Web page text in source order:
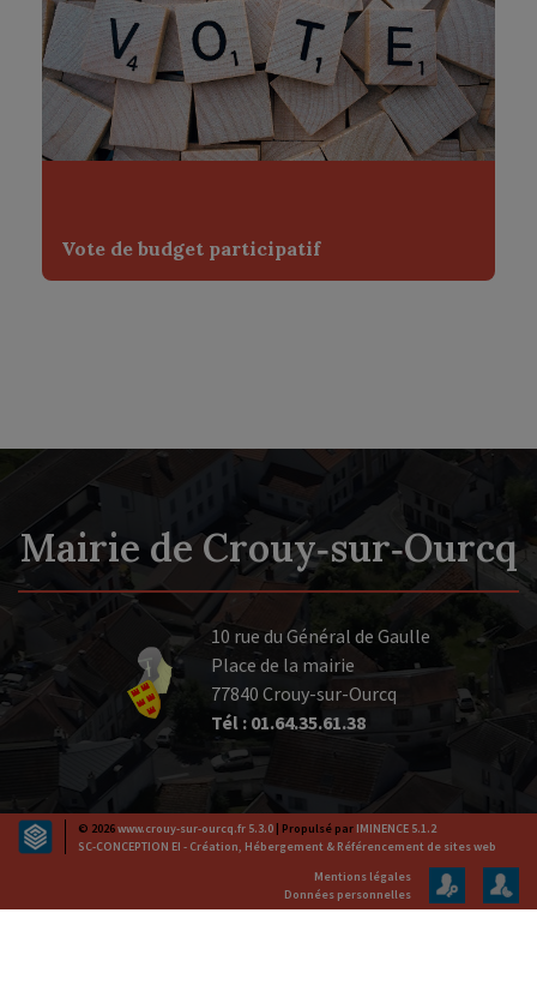
Vote de budget participatif
Mairie de Crouy‑sur‑Ourcq
10 rue du Général de Gaulle
Place de la mairie
77840 Crouy-sur-Ourcq
Tél : 01.64.35.61.38
© 2026www.crouy-sur-ourcq.fr 5.3.0 | Propulsé par IMINENCE 5.1.2
SC-CONCEPTION EI - Création, Hébergement & Référencement de sites web
Mentions légales
Données personnelles